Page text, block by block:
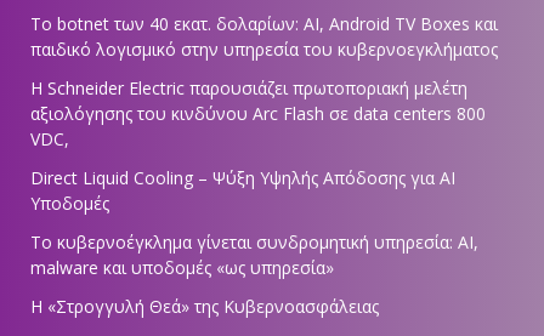
Το botnet των 40 εκατ. δολαρίων: AI, Android TV Boxes και
παιδικό λογισμικό στην υπηρεσία του κυβερνοεγκλήματος
Η Schneider Electric παρουσιάζει πρωτοποριακή μελέτη
αξιολόγησης του κινδύνου Arc Flash σε data centers 800
VDC,
Direct Liquid Cooling – Ψύξη Υψηλής Απόδοσης για AI
Υποδομές
Το κυβερνοέγκλημα γίνεται συνδρομητική υπηρεσία: AI,
malware και υποδομές «ως υπηρεσία»
Η «Στρογγυλή Θεά» της Κυβερνοασφάλειας